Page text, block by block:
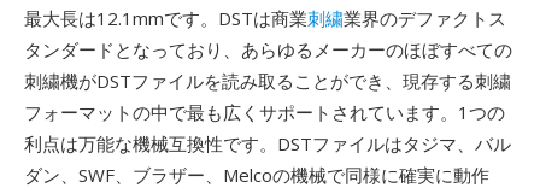
最大長は12.1mmです。DSTは商業刺繍業界のデファクトス
タンダードとなっており、あらゆるメーカーのほぼすべての
刺繍機がDSTファイルを読み取ることができ、現存する刺繍
フォーマットの中で最も広くサポートされています。1つの
利点は万能な機械互換性です。DSTファイルはタジマ、バル
ダン、SWF、ブラザー、Melcoの機械で同様に確実に動作